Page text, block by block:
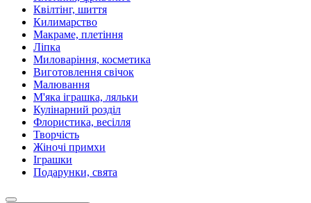
Квілтінг, шиття
Килимарство
Макраме, плетіння
Ліпка
Миловаріння, косметика
Виготовлення свічок
Малювання
М'яка іграшка, ляльки
Кулінарний розділ
Флористика, весілля
Творчість
Жіночі примхи
Іграшки
Подарунки, свята